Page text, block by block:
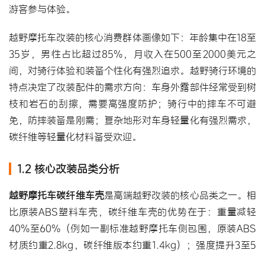
游客参与体验。
越野摩托车改装的核心消费群体画像如下：年龄集中在18至
35岁，男性占比超过85%，月收入在500至2000美元之
间，对骑行体验和装备个性化有强烈追求。越野骑行环境的
特点决定了改装配件的需求方向：车身外露部件经常受到树
枝和岩石的刮擦，需要高强度防护；骑行中的摔车不可避
免，防摔装备是刚需；复杂地形对车身轻量化有强烈需求，
碳纤维等轻量化材料备受欢迎。
1.2 核心改装品类分析
越野摩托车碳纤维车壳是高端越野改装的核心品类之一。相
比原装ABS塑料车壳，碳纤维车壳的优势在于：重量减轻
40%至60%（例如一副标准越野摩托车侧包围，原装ABS
材质约重2.8kg，碳纤维版本约重1.4kg）；强度提升3至5